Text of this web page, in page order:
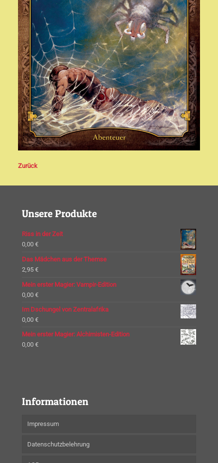
Zurück
Unsere Produkte
Riss in der Zeit
0,00 €
Das Mädchen aus der Themse
2,95 €
Mein erster Magier: Vampir-Edition
0,00 €
Im Dschungel von Zentralafrika
0,00 €
Mein erster Magier: Alchimisten-Edition
0,00 €
Informationen
Impressum
Datenschutzbelehrung